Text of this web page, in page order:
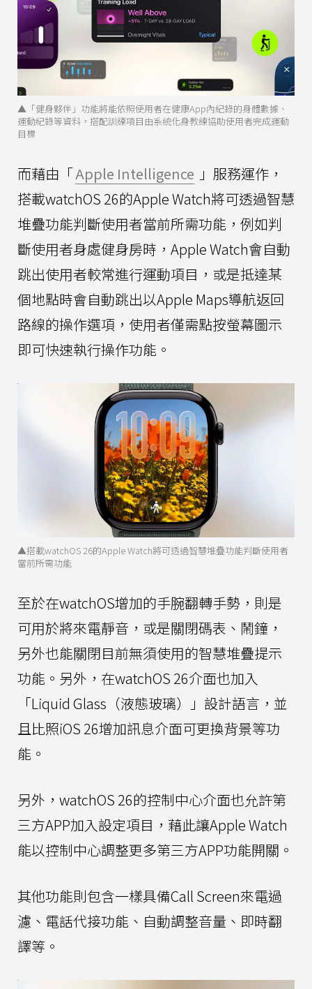
▲「健身夥伴」功能將能依照使用者在健康App內紀錄的身體數據、
運動紀錄等資料，搭配訓練項目由系統化身教練協助使用者完成運動
目標
而藉由「Apple Intelligence 」服務運作，
搭載watchOS 26的Apple Watch將可透過智慧
堆疊功能判斷使用者當前所需功能，例如判
斷使用者身處健身房時，Apple Watch會自動
跳出使用者較常進行運動項目，或是抵達某
個地點時會自動跳出以Apple Maps導航返回
路線的操作選項，使用者僅需點按螢幕圖示
即可快速執行操作功能。
▲搭載watchOS 26的Apple Watch將可透過智慧堆疊功能判斷使用者
當前所需功能
至於在watchOS增加的手腕翻轉手勢，則是
可用於將來電靜音，或是關閉碼表、鬧鐘，
另外也能關閉目前無須使用的智慧堆疊提示
功能。另外，在watchOS 26介面也加入
「Liquid Glass（液態玻璃）」設計語言，並
且比照iOS 26增加訊息介面可更換背景等功
能。
另外，watchOS 26的控制中心介面也允許第
三方APP加入設定項目，藉此讓Apple Watch
能以控制中心調整更多第三方APP功能開關。
其他功能則包含一樣具備Call Screen來電過
濾、電話代接功能、自動調整音量、即時翻
譯等。